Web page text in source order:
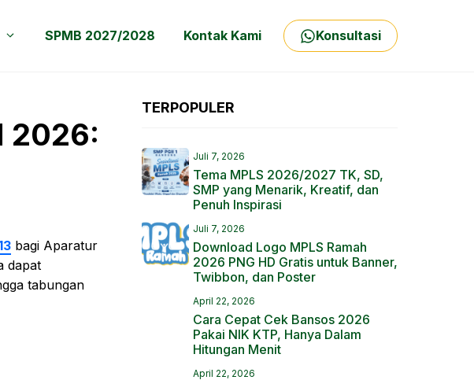
SPMB 2027/2028 Kontak Kami Konsultasi
2026:
bagi Aparatur
dapat
tabungan
TERPOPULER
Juli 7, 2026
Tema MPLS 2026/2027 TK, SD,
SMP yang Menarik, Kreatif, dan
Penuh Inspirasi
Juli 7, 2026
Download Logo MPLS Ramah
2026 PNG HD Gratis untuk Banner,
Twibbon, dan Poster
April 22, 2026
Cara Cepat Cek Bansos 2026
Pakai NIK KTP, Hanya Dalam
Hitungan Menit
April 22, 2026